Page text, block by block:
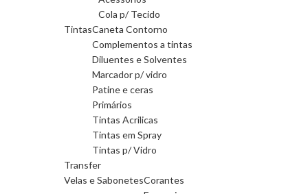
Cola p/ Tecido
TintasCaneta Contorno
Complementos a tintas
Diluentes e Solventes
Marcador p/ vidro
Patine e ceras
Primários
Tintas Acrilicas
Tintas em Spray
Tintas p/ Vidro
Transfer
Velas e SabonetesCorantes